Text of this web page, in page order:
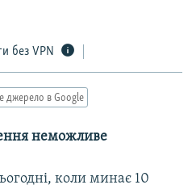
без VPN
джерело в Google
неможливе
коли минає 10